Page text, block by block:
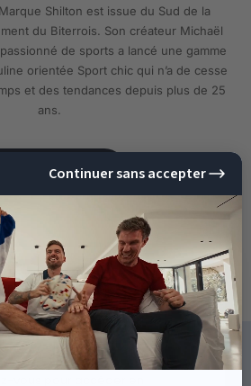
Shilton est issue du Sud de la
du Biterrois. Son créateur Michaël
de sports a lancé une gamme
orientée Sport chic qui n’a de cesse
et des tendances depuis plus de 25
ans.
EN SAVOIR PLUS
DISENT DE NOUS
RÉDUCTION
PROCHAINE
!